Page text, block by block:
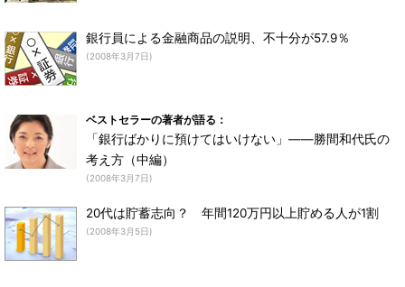
銀行員による金融商品の説明、不十分が57.9％
(2008年3月7日)
ベストセラーの著者が語る：
「銀行ばかりに預けてはいけない」――勝間和代氏の
考え方（中編）
(2008年3月7日)
20代は貯蓄志向？ 年間120万円以上貯める人が1割
(2008年3月5日)